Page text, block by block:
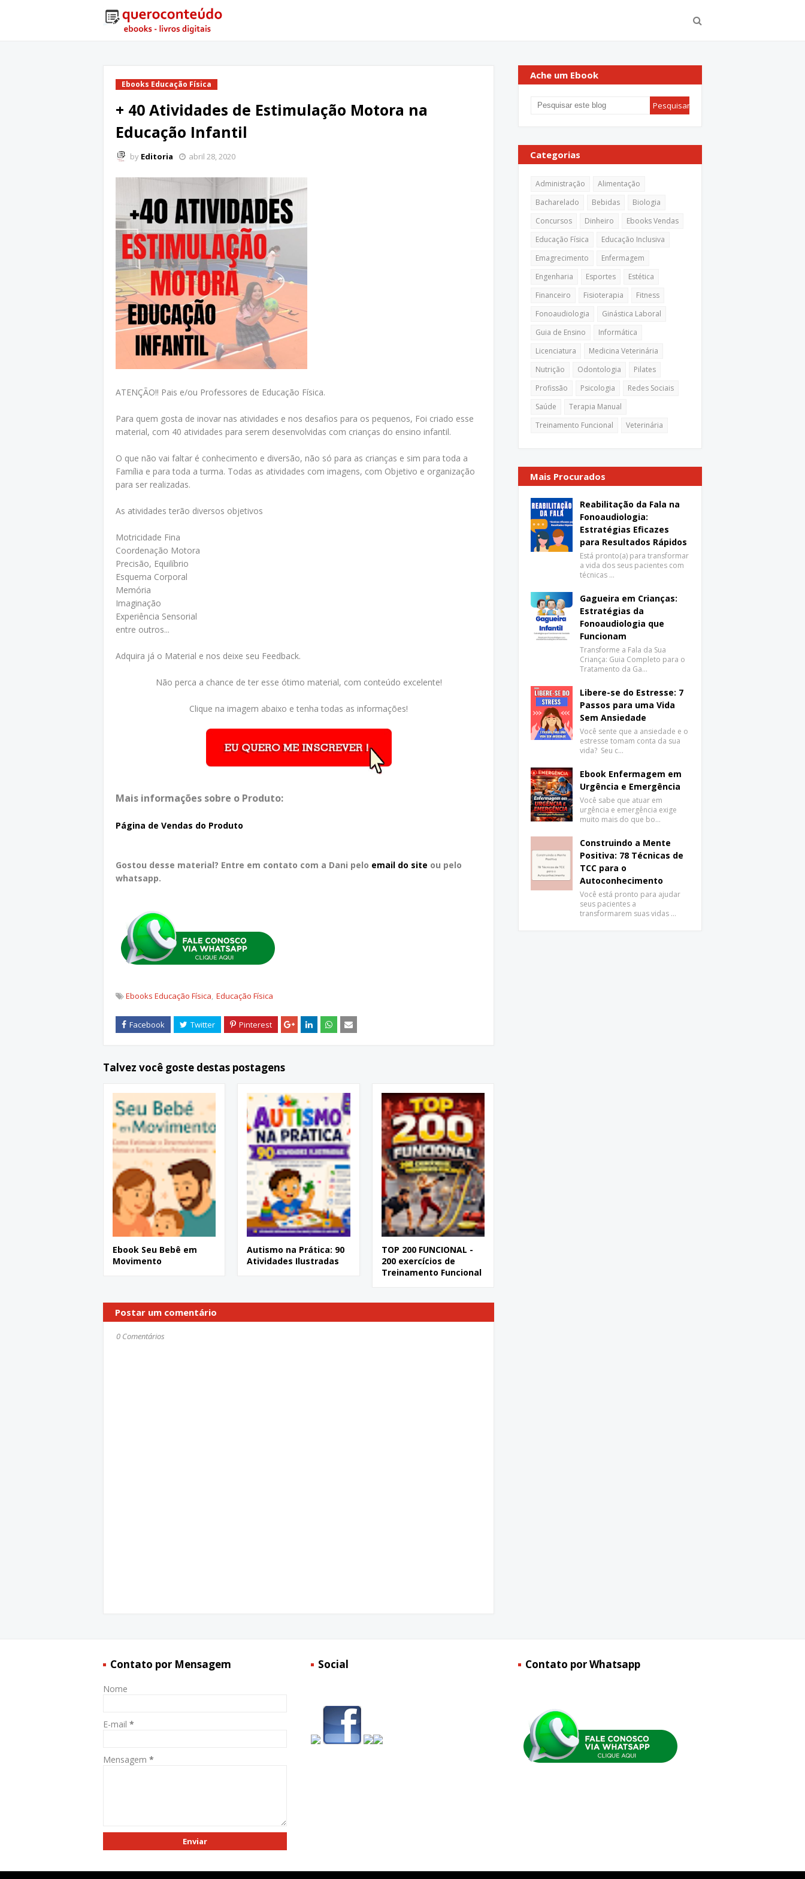
Ebooks Educação Física
+ 40 Atividades de Estimulação Motora na
Educação Infantil
by Editoria abril 28, 2020
ATENÇÃO!! Pais e/ou Professores de Educação Física.
Para quem gosta de inovar nas atividades e nos desafios para os pequenos, Foi criado esse
material, com 40 atividades para serem desenvolvidas com crianças do ensino infantil.
O que não vai faltar é conhecimento e diversão, não só para as crianças e sim para toda a
Família e para toda a turma. Todas as atividades com imagens, com Objetivo e organização
para ser realizadas.
As atividades terão diversos objetivos
Motricidade Fina
Coordenação Motora
Precisão, Equilíbrio
Esquema Corporal
Memória
Imaginação
Experiência Sensorial
entre outros...
Adquira já o Material e nos deixe seu Feedback.
Não perca a chance de ter esse ótimo material, com conteúdo excelente!
Clique na imagem abaixo e tenha todas as informações!
Mais informações sobre o Produto:
Página de Vendas do Produto
Gostou desse material? Entre em contato com a Dani pelo email do site ou pelo
whatsapp.
Ebooks Educação Física Educação Física
Talvez você goste destas postagens
Ebook Seu Bebê em
Movimento
Autismo na Prática: 90
Atividades Ilustradas
TOP 200 FUNCIONAL -
200 exercícios de
Treinamento Funcional
Postar um comentário
0 Comentários
Ache um Ebook
Categorias
Administração
Alimentação
Bacharelado
Bebidas
Biologia
Concursos
Dinheiro
Ebooks Vendas
Educação Física
Educação Inclusiva
Emagrecimento
Enfermagem
Engenharia
Esportes
Estética
Financeiro
Fisioterapia
Fitness
Fonoaudiologia
Ginástica Laboral
Guia de Ensino
Informática
Licenciatura
Medicina Veterinária
Nutrição
Odontologia
Pilates
Profissão
Psicologia
Redes Sociais
Saúde
Terapia Manual
Treinamento Funcional
Veterinária
Mais Procurados
Reabilitação da Fala na
Fonoaudiologia:
Estratégias Eficazes
para Resultados Rápidos
Está pronto(a) para transformar
a vida dos seus pacientes com
técnicas …
Gagueira em Crianças:
Estratégias da
Fonoaudiologia que
Funcionam
Transforme a Fala da Sua
Criança: Guia Completo para o
Tratamento da Ga…
Libere-se do Estresse: 7
Passos para uma Vida
Sem Ansiedade
Você sente que a ansiedade e o
estresse tomam conta da sua
vida? Seu c…
Ebook Enfermagem em
Urgência e Emergência
Você sabe que atuar em
urgência e emergência exige
muito mais do que bo…
Construindo a Mente
Positiva: 78 Técnicas de
TCC para o
Autoconhecimento
Você está pronto para ajudar
seus pacientes a
transformarem suas vidas …
Contato por Mensagem
Nome
E-mail *
Mensagem *
Social Contato por Whatsapp